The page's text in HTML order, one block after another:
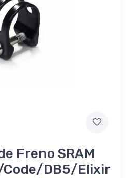
Freno SRAM
DB5/Elixir